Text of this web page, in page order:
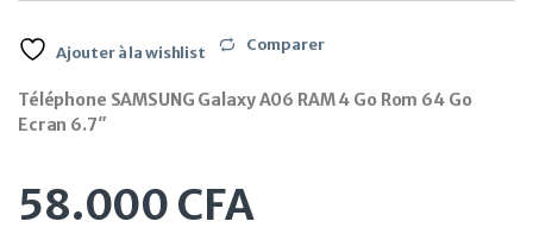
Ajouter à la wishlist Comparer
Téléphone SAMSUNG Galaxy A06 RAM 4 Go Rom 64 Go
Ecran 6.7″
58.000 CFA